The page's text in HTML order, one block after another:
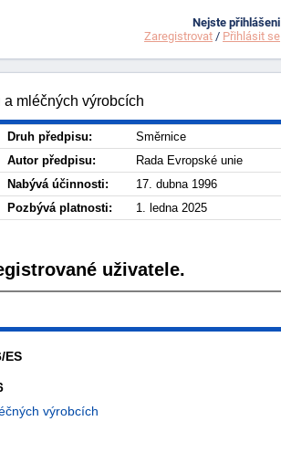
mléčných výrobcích
Druh předpisu:
Směrnice
Autor předpisu:
Rada Evropské unie
Nabývá účinnosti:
17. dubna 1996
Pozbývá platnosti: 1. ledna 2025
uživatele.
ES
výrobcích
Nejste přihlášeni
Zaregistrovat / Přihlásit se